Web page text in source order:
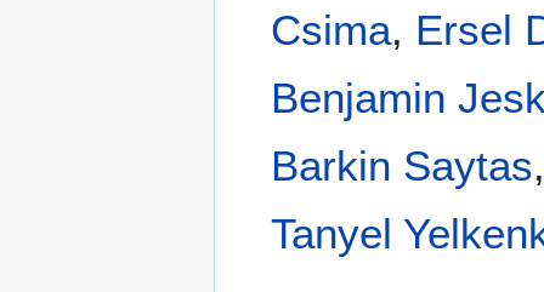
Csima, Ersel
Benjamin
Barkin Saytas
Tanyel